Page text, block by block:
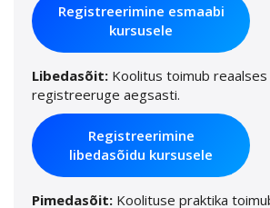
Registreerimine esmaabi
kursusele
Libedasõit: Koolitus toimub reaalses
registreeruge aegsasti.
Registreerimine
libedasõidu kursusele
Pimedasõit: Koolituse praktika